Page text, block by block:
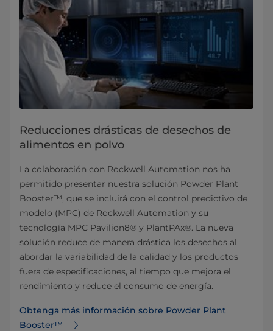
Reducciones drásticas de desechos de
alimentos en polvo
La colaboración con Rockwell Automation nos ha
permitido presentar nuestra solución Powder Plant
Booster™, que se incluirá con el control predictivo de
modelo (MPC) de Rockwell Automation y su
tecnología MPC Pavilion8® y PlantPAx®. La nueva
solución reduce de manera drástica los desechos al
abordar la variabilidad de la calidad y los productos
fuera de especificaciones, al tiempo que mejora el
rendimiento y reduce el consumo de energía.
Obtenga más información sobre Powder Plant
Booster™